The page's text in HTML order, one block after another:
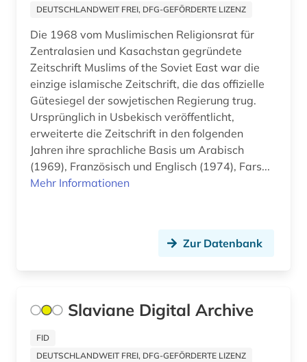
DEUTSCHLANDWEIT FREI, DFG-GEFÖRDERTE LIZENZ
Die 1968 vom Muslimischen Religionsrat für
Zentralasien und Kasachstan gegründete
Zeitschrift Muslims of the Soviet East war die
einzige islamische Zeitschrift, die das offizielle
Gütesiegel der sowjetischen Regierung trug.
Ursprünglich in Usbekisch veröffentlicht,
erweiterte die Zeitschrift in den folgenden
Jahren ihre sprachliche Basis um Arabisch
(1969), Französisch und Englisch (1974), Fars...
Mehr Informationen
Zur Datenbank
Slaviane Digital Archive
FID
DEUTSCHLANDWEIT FREI, DFG-GEFÖRDERTE LIZENZ